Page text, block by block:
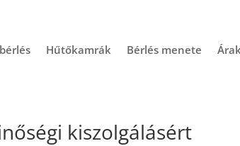
Hűtőkamrák Bérlés menete Árak
kiszolgálásért